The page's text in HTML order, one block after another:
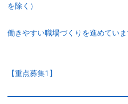
を除く）
働きやすい職場づくりを進めていま
【重点募集1】